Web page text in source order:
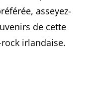
asseyez-
de cette
irlandaise.